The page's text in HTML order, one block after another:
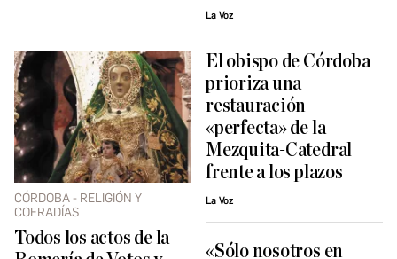
La Voz
CÓRDOBA - RELIGIÓN Y
COFRADÍAS
Todos los actos de la
El obispo de Córdoba
prioriza una
restauración
«perfecta» de la
Mezquita-Catedral
frente a los plazos
La Voz
«Sólo nosotros en